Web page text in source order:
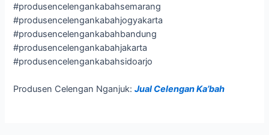
#produsencelengankabahsemarang
#produsencelengankabahjogyakarta
#produsencelengankabahbandung
#produsencelengankabahjakarta
#produsencelengankabahsidoarjo
Produsen Celengan Nganjuk:Jual Celengan Ka’bah